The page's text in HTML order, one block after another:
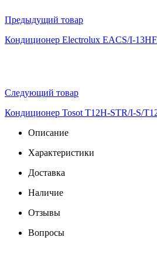
Предыдущий товар
Кондиционер Electrolux EACS/I-
Следующий товар
Кондиционер Tosot T12H-STR/I-S/
Описание
Характеристики
Доставка
Наличие
Отзывы
Вопросы